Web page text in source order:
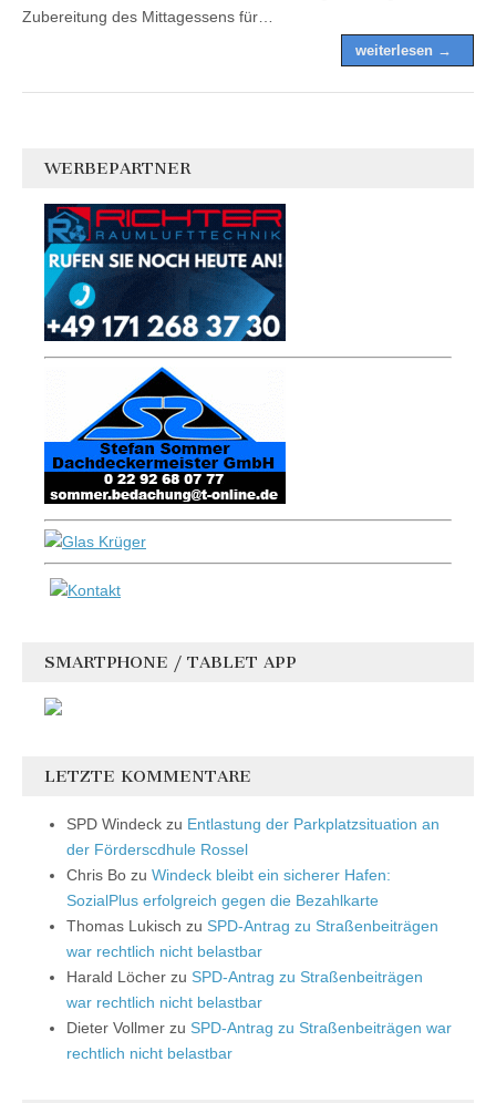
Zubereitung des Mittagessens für…
weiterlesen →
WERBEPARTNER
SMARTPHONE / TABLET APP
LETZTE KOMMENTARE
SPD Windeck zu Entlastung der Parkplatzsituation an
der Förderscdhule Rossel
Chris Bo zu Windeck bleibt ein sicherer Hafen:
SozialPlus erfolgreich gegen die Bezahlkarte
Thomas Lukisch zu SPD-Antrag zu Straßenbeiträgen
war rechtlich nicht belastbar
Harald Löcher zu SPD-Antrag zu Straßenbeiträgen
war rechtlich nicht belastbar
Dieter Vollmer zu SPD-Antrag zu Straßenbeiträgen war
rechtlich nicht belastbar